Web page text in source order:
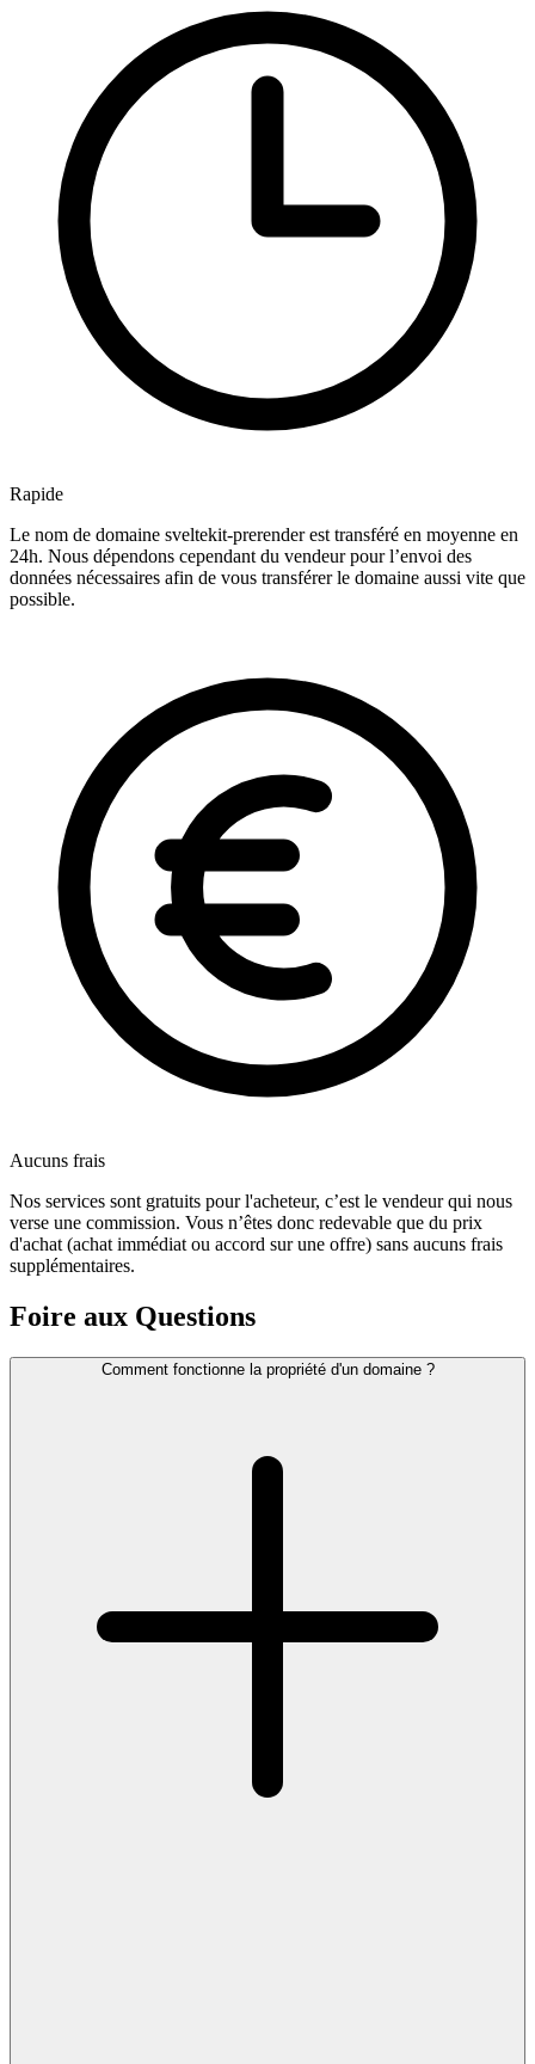
Rapide
Le nom de domaine sveltekit-prerender est transféré en moyenne en
24h. Nous dépendons cependant du vendeur pour l’envoi des
données nécessaires afin de vous transférer le domaine aussi vite que
possible.
Aucuns frais
Nos services sont gratuits pour l'acheteur, c’est le vendeur qui nous
verse une commission. Vous n’êtes donc redevable que du prix
d'achat (achat immédiat ou accord sur une offre) sans aucuns frais
supplémentaires.
Foire aux Questions
Comment fonctionne la propriété d'un domaine ?